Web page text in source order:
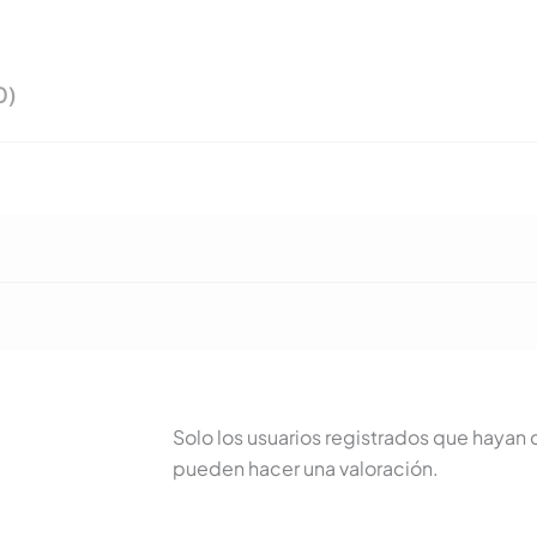
Solo los usuarios registrados que
pueden hacer una valoración.